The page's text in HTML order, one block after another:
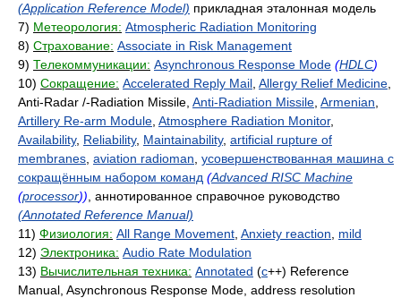
(Application Reference Model) прикладная эталонная модель
7) Метеорология: Atmospheric Radiation Monitoring
8) Страхование: Associate in Risk Management
9) Телекоммуникации: Asynchronous Response Mode (HDLC)
10) Сокращение: Accelerated Reply Mail Allergy Relief Medicine
Anti-Radar /-Radiation Missile, Anti-Radiation Missile Armenian
Artillery Re-arm Module Atmosphere Radiation Monitor,
Availability, Reliability, Maintainability, artificial rupture of
membranes aviation radioman усовершенствованная машина с
сокращённым набором команд (Advanced RISC Machine
(processor)) , аннотированное справочное руководство
(Annotated Reference Manual)
11) Физиология: All Range Movement Anxiety reaction
mild
12) Электроника: Audio Rate Modulation
13) Вычислительная техника: Annotated (c++) Reference
Manual, Asynchronous Response Mode, address resolution